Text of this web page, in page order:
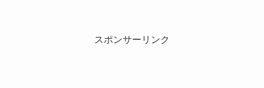
スポンサーリンク